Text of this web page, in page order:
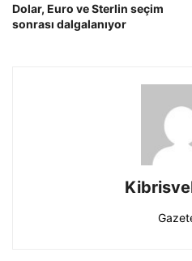
Dolar, Euro ve Sterlin seçim
sonrası dalgalanıyor